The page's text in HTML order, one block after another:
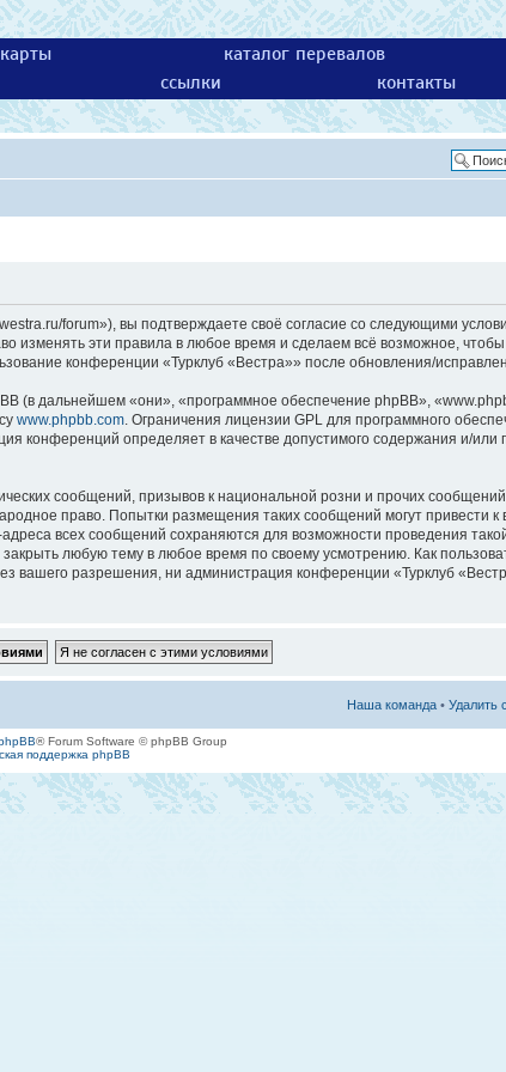
каталог перевалов
ссылки контакты
forum»), вы подтверждаете своё согласие со следующими
эти правила в любое время и сделаем всё возможное,
конференции «Турклуб «Вестра»» после обновления/
дальнейшем «они», «программное обеспечение phpBB»,
www.phpbb.com. Ограничения лицензии GPL для программного
конференций определяет в качестве допустимого содержания и/
сообщений, призывов к национальной розни и прочих
право. Попытки размещения таких сообщений могут привести
всех сообщений сохраняются для возможности проведения
любую тему в любое время по своему усмотрению. Как
вашего разрешения, ни администрация конференции «Турклуб
Наша команда • Удалить
® Forum Software © phpBB Group
поддержка phpBB